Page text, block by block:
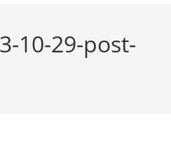
10-29-post-